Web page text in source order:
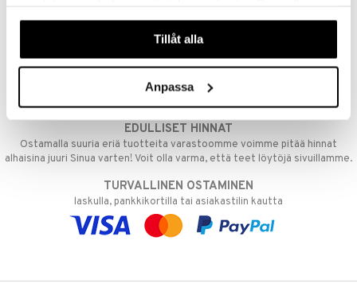
våra cookies vid fortsatt användande av vår webbplats.
Tillåt alla
Anpassa
Aina maksuton vaihtoehto, huolimatta siitä ostatko yksittäisen
tuotteen tai koko tilauksellesi joka ylittää 50 €.
NOPEAT TOIMITUKSET
Ennen kello 13.00 tehdyt tilaukset lähetetään normaalisti samana
EDULLISET HINNAT
Ostamalla suuria eriä tuotteita varastoomme voimme pitää hinnat
alhaisina juuri Sinua varten! Voit olla varma, että teet löytöjä sivuillamme.
TURVALLINEN OSTAMINEN
laskulla, pankkikortilla tai asiakastilin kautta